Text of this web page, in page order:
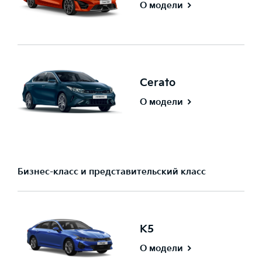
О модели
Cerato
О модели
Бизнес-класс и представительский класс
K5
О модели